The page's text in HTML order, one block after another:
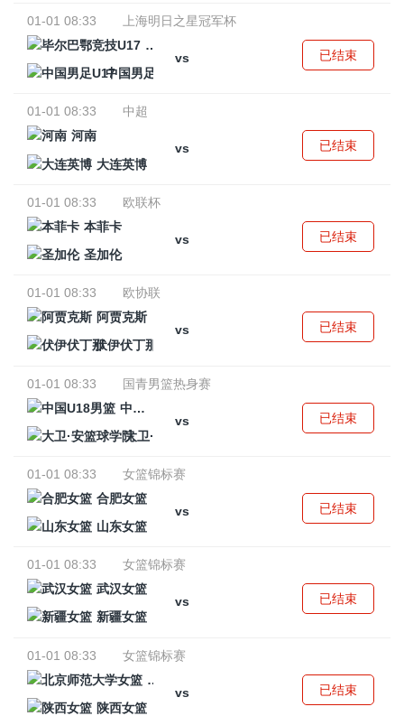
01-01 08:33
上海明日之星冠军杯
毕尔巴鄂竞技U17
vs
中国男足U17
已结束
01-01 08:33
中超
河南
vs
大连英博
已结束
01-01 08:33
欧联杯
本菲卡
vs
圣加伦
已结束
01-01 08:33
欧协联
阿贾克斯
vs
伏伊伏丁那
已结束
01-01 08:33
国青男篮热身赛
中国U18男篮
vs
大卫·安篮球学院
已结束
01-01 08:33
女篮锦标赛
合肥女篮
vs
山东女篮
已结束
01-01 08:33
女篮锦标赛
武汉女篮
vs
新疆女篮
已结束
01-01 08:33
女篮锦标赛
北京师范大学女篮
vs
陕西女篮
已结束